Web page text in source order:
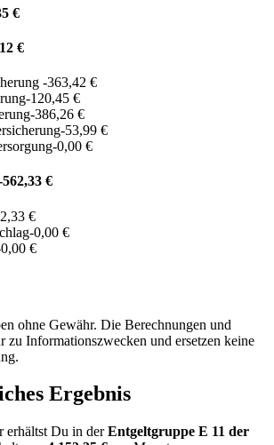
€
€
-363,42 €
-120,45 €
-386,26 €
-53,99 €
-0,00 €
562,33 €
€
-0,00 €
€
ohne Gewähr. Die Berechnungen und
zu Informationszwecken und ersetzen keine
Ergebnis
erhältst Du in derEntgeltgruppe E 11 der